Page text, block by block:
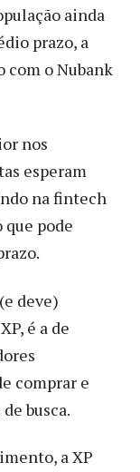
ainda
prazo, a
com o Nubank
nos
esperam
na fintech
pode
deve)
é a de
comprar e
busca.
a XP